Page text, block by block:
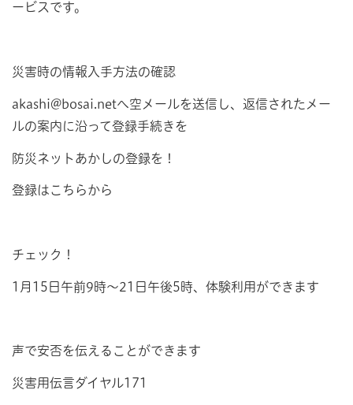
ービスです。
災害時の情報入手方法の確認
akashi@bosai.netへ空メールを送信し、返信されたメー
ルの案内に沿って登録手続きを
防災ネットあかしの登録を！
登録はこちらから
チェック！
1月15日午前9時～21日午後5時、体験利用ができます
声で安否を伝えることができます
災害用伝言ダイヤル171